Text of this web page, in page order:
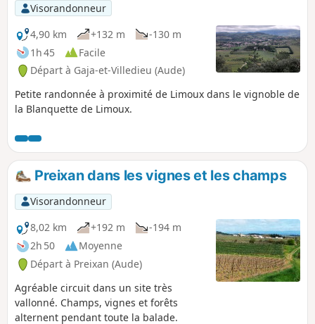
Visorandonneur
4,90 km
+132 m
-130 m
1h 45
Facile
Départ à Gaja-et-Villedieu (Aude)
Petite randonnée à proximité de Limoux dans le vignoble de
la Blanquette de Limoux.
Preixan dans les vignes et les champs
Visorandonneur
8,02 km
+192 m
-194 m
2h 50
Moyenne
Départ à Preixan (Aude)
Agréable circuit dans un site très
vallonné. Champs, vignes et forêts
alternent pendant toute la balade.